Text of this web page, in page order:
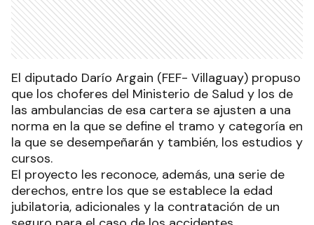
El diputado Darío Argain (FEF- Villaguay) propuso
que los choferes del Ministerio de Salud y los de
las ambulancias de esa cartera se ajusten a una
norma en la que se define el tramo y categoría en
la que se desempeñarán y también, los estudios y
cursos.
El proyecto les reconoce, además, una serie de
derechos, entre los que se establece la edad
jubilatoria, adicionales y la contratación de un